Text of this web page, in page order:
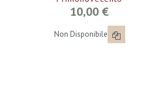
10,00 €
Non Disponibile